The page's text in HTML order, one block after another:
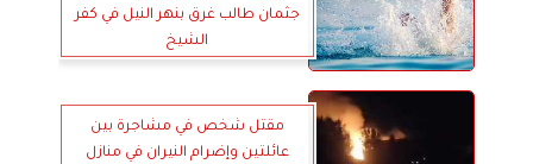
جثمان طالب غرق بنهر النيل في كفر
الشيخ
مقتل شخص في مشاجرة بين
عائلتين وإضرام النيران في منازل